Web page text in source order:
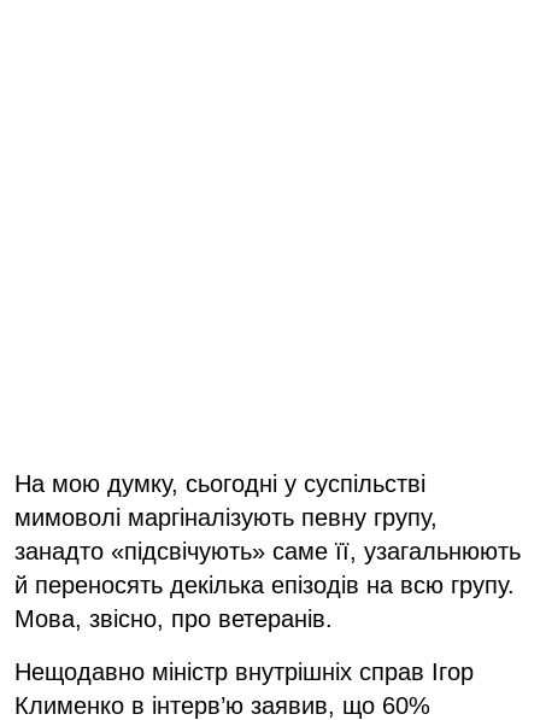
На мою думку, сьогодні у суспільстві
мимоволі маргіналізують певну групу,
занадто «підсвічують» саме її, узагальнюють
й переносять декілька епізодів на всю групу.
Мова, звісно, про ветеранів.
Нещодавно міністр внутрішніх справ Ігор
Клименко в інтерв’ю заявив, що 60%